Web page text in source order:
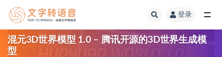
登录
混元3D世界模型 1.0 – 腾讯开源的3D世界生成模
型